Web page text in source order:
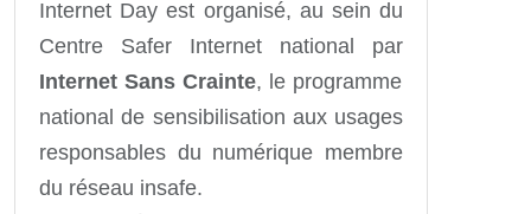
Internet Day est organisé, au sein du
Centre Safer Internet national par
Internet Sans Crainte, le programme
national de sensibilisation aux usages
responsables du numérique membre
du réseau insafe.